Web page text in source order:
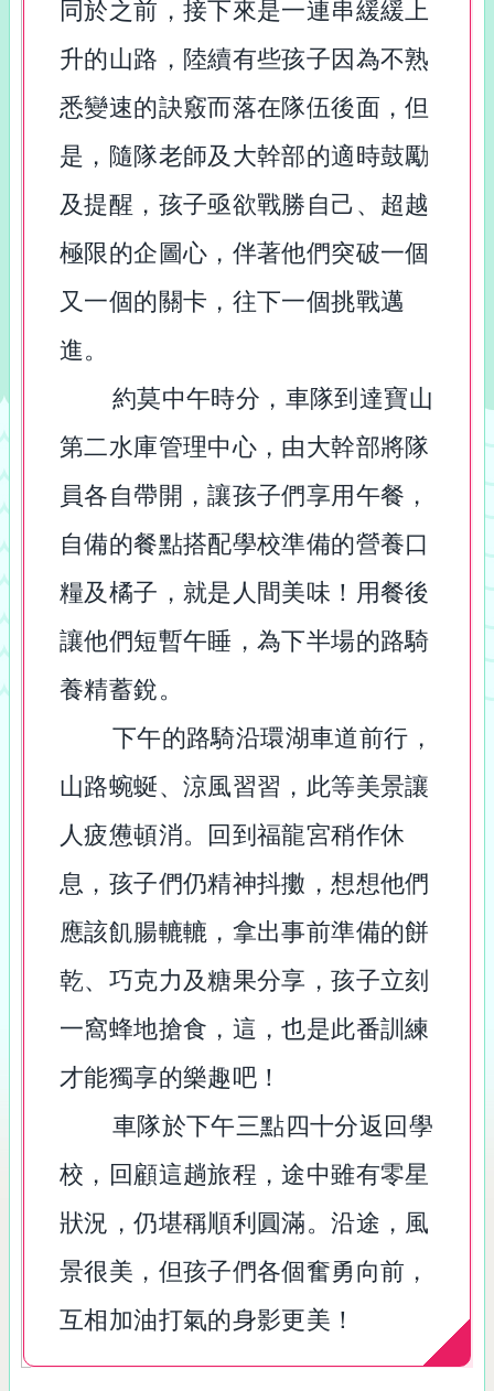
同於之前，接下來是一連串緩緩上
升的山路，陸續有些孩子因為不熟
悉變速的訣竅而落在隊伍後面，但
是，隨隊老師及大幹部的適時鼓勵
及提醒，孩子亟欲戰勝自己、超越
極限的企圖心，伴著他們突破一個
又一個的關卡，往下一個挑戰邁
進。
約莫中午時分，車隊到達寶山
第二水庫管理中心，由大幹部將隊
員各自帶開，讓孩子們享用午餐，
自備的餐點搭配學校準備的營養口
糧及橘子，就是人間美味！用餐後
讓他們短暫午睡，為下半場的路騎
養精蓄銳。
下午的路騎沿環湖車道前行，
山路蜿蜒、涼風習習，此等美景讓
人疲憊頓消。回到福龍宮稍作休
息，孩子們仍精神抖擻，想想他們
應該飢腸轆轆，拿出事前準備的餅
乾、巧克力及糖果分享，孩子立刻
一窩蜂地搶食，這，也是此番訓練
才能獨享的樂趣吧！
車隊於下午三點四十分返回學
校，回顧這趟旅程，途中雖有零星
狀況，仍堪稱順利圓滿。沿途，風
景很美，但孩子們各個奮勇向前，
互相加油打氣的身影更美！